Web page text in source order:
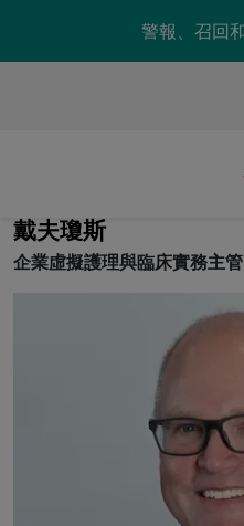
警報、召回
戴夫瓊斯
企業虛擬護理與臨床實務主管